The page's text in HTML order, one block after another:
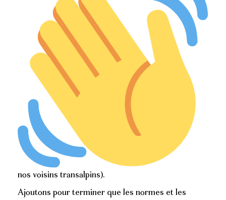
nos voisins transalpins).
Ajoutons pour terminer que les normes et les